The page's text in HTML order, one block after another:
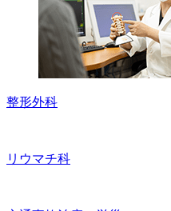
整形外科
リウマチ科